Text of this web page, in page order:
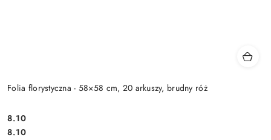
Folia florystyczna - 58×58 cm, 20 arkuszy, brudny róż
Cena:
8.10
Cena:
8.10